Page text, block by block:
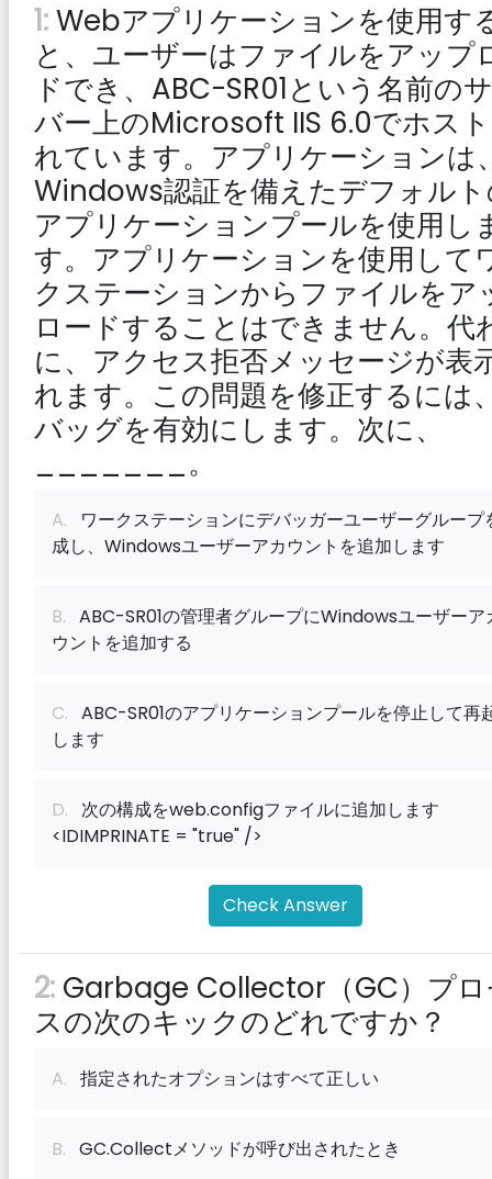
1:Webアプリケーションを使用す
と、ユーザーはファイルをアップ
ドでき、ABC-SR01という名前の
バー上のMicrosoft IIS 6.0でホス
れています。アプリケーションは
Windows認証を備えたデフォル
アプリケーションプールを使用し
す。アプリケーションを使用して
クステーションからファイルをア
ロードすることはできません。代
に、アクセス拒否メッセージが表
れます。この問題を修正するには
バッグを有効にします。次に、
_______。
A. ワークステーションにデバッガーユーザーグループ
成し、Windowsユーザーアカウントを追加します
B. ABC-SR01の管理者グループにWindowsユーザーア
ウントを追加する
C. ABC-SR01のアプリケーションプールを停止して再
します
D. 次の構成をweb.configファイルに追加します
<IDIMPRINATE = "true" />
Check Answer
2: Garbage Collector（GC）プ
スの次のキックのどれですか？
A. 指定されたオプションはすべて正しい
B. GC.Collectメソッドが呼び出されたとき